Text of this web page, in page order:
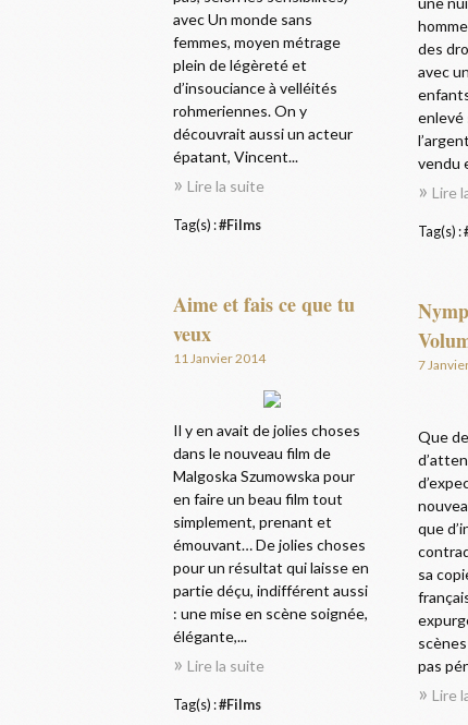
avec Un monde sans
femmes, moyen métrage
plein de légèreté et
d’insouciance à velléités
rohmeriennes. On y
découvrait aussi un acteur
épatant, Vincent...
Lire la suite
Tag(s) :#Films
des
avec
enlevé
vendu
Lire
Tag(s) :
Aime et fais ce que tu
veux
11 Janvier 2014
Il y en avait de jolies choses
dans le nouveau film de
Malgoska Szumowska pour
en faire un beau film tout
simplement, prenant et
émouvant… De jolies choses
pour un résultat qui laisse en
partie déçu, indifférent aussi
: une mise en scène soignée,
élégante,...
Lire la suite
Tag(s) :#Films
7
Que
que
sa
pas
Lire